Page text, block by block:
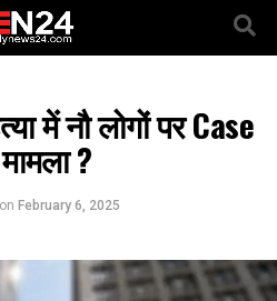
में नौ लोगों पर Case
?
on February 6, 2025